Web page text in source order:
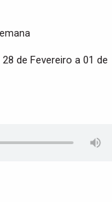
de Fevereiro a 01 de